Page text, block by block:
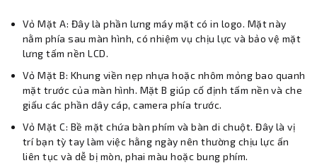
Vỏ Mặt A: Đây là phần lưng máy mặt có in logo. Mặt này
nằm phía sau màn hình, có nhiệm vụ chịu lực và bảo vệ mặt
lưng tấm nền LCD.
Vỏ Mặt B: Khung viền nẹp nhựa hoặc nhôm mỏng bao quanh
mặt trước của màn hình. Mặt B giúp cố định tấm nền và che
giấu các phần dây cáp, camera phía trước.
Vỏ Mặt C: Bề mặt chứa bàn phím và bàn di chuột. Đây là vị
trí bạn tỳ tay làm việc hằng ngày nên thường chịu lực ấn
liên tục và dễ bị mòn, phai màu hoặc bung phím.